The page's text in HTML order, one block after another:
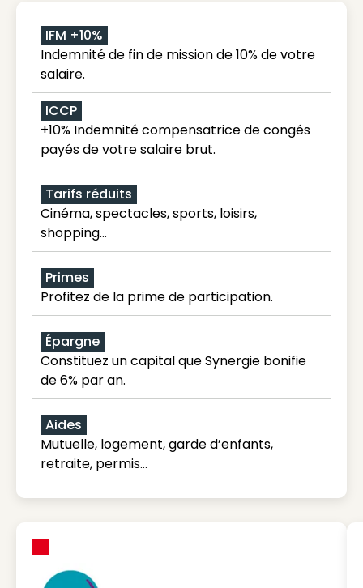
IFM +10%
Indemnité de fin de mission de 10% de votre
salaire.
ICCP
+10% Indemnité compensatrice de congés
payés de votre salaire brut.
Tarifs réduits
Cinéma, spectacles, sports, loisirs,
shopping...
Primes
Profitez de la prime de participation.
Épargne
Constituez un capital que Synergie bonifie
de 6% par an.
Aides
Mutuelle, logement, garde d’enfants,
retraite, permis…